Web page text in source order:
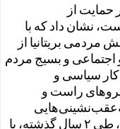
از
نشان داد که با
بریتانیا از
و بسیج مردم
کار سیاسی و
راست و
چشمگیر واداشت. تأمل‌برانگیز اینکه، طی ۲ سال گذشته، با